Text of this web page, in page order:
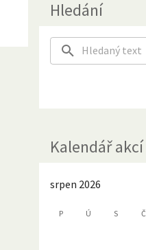
Hledání
Kalendář akcí
srpen 2026
P Ú S Č